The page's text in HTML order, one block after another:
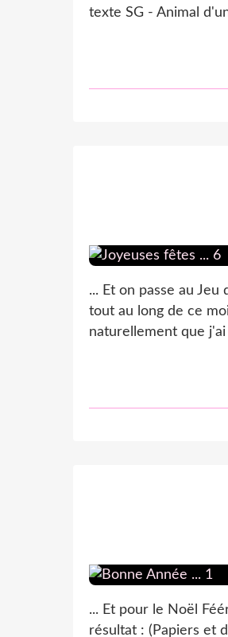
texte SG - Animal
... Et on passe au
tout au long de ce
naturellement que
... Et pour le Noël
résultat : (Papiers et